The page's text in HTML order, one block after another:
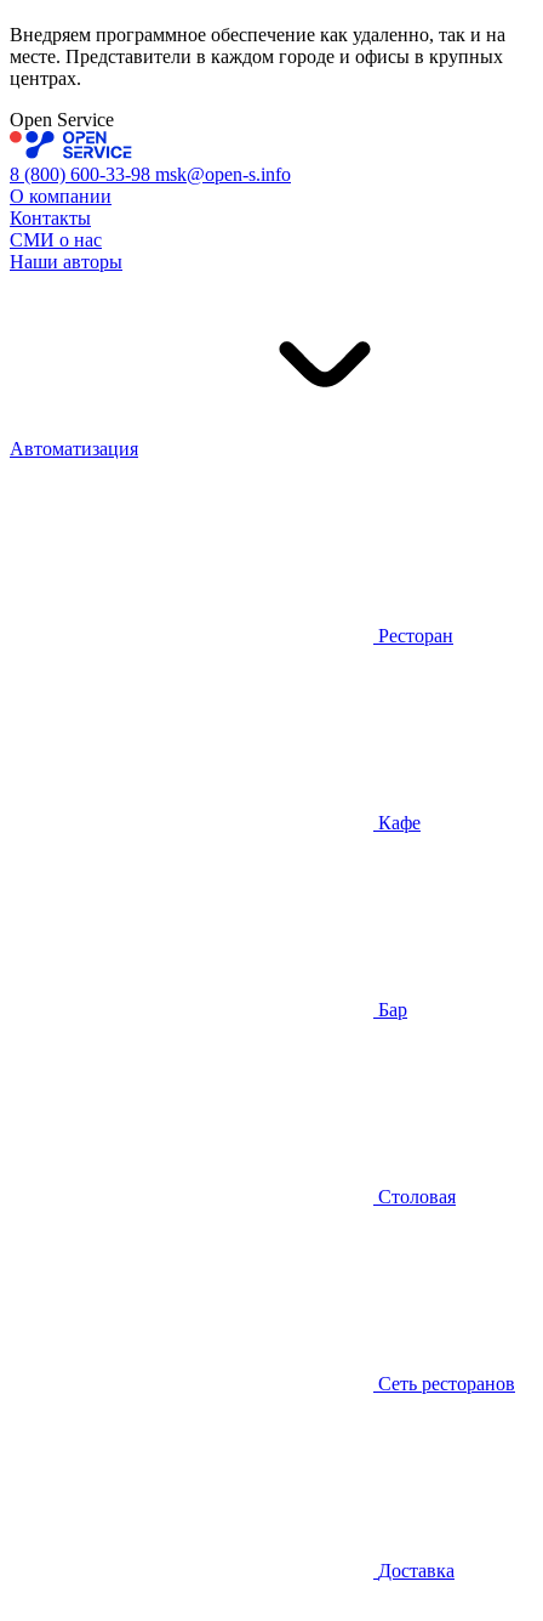
Внедряем программное обеспечение как удаленно, так и на
месте. Представители в каждом городе и офисы в крупных
центрах.
Open Service
8 (800) 600-33-98 msk@open-s.info
О компании
Контакты
СМИ о нас
Наши авторы
Автоматизация
Ресторан
Кафе
Бар
Столовая
Сеть ресторанов
Доставка